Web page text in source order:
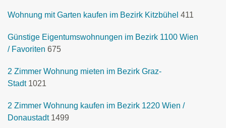
Wohnung mit Garten kaufen im Bezirk Kitzbühel 411
Günstige Eigentumswohnungen im Bezirk 1100 Wien
/ Favoriten 675
2 Zimmer Wohnung mieten im Bezirk Graz-
Stadt 1021
2 Zimmer Wohnung kaufen im Bezirk 1220 Wien /
Donaustadt 1499